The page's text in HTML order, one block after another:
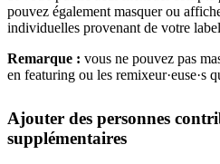
pouvez également masquer ou
individuelles provenant de votre
Remarque : vous ne pouvez pas
en featuring ou les remixeur·euse·s
Ajouter des personnes
supplémentaires